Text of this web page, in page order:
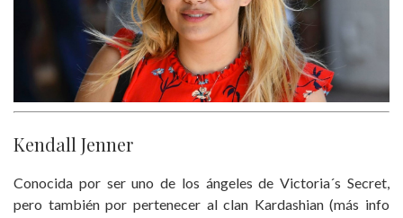
Kendall Jenner
Conocida por ser uno de los ángeles de Victoria´s Secret,
pero también por pertenecer al clan Kardashian (más info